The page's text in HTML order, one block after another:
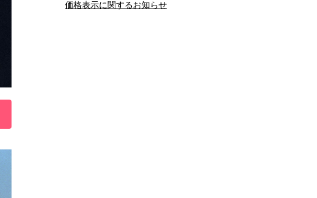
夫との関係
新津春子 どか食い
価格表示に関するお知らせ